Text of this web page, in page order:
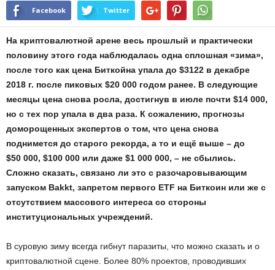
Facebook Twitter
На криптовалютной арене весь прошлый и практически
половину этого года наблюдалась одна сплошная «зима»,
после того как цена Биткойна упала до $3122 в декабре
2018 г. после пиковых $20 000 годом ранее. В следующие
месяцы цена снова росла, достигнув в июле почти $14 000,
но с тех пор упала в два раза. К сожалению, прогнозы
доморощенных экспертов о том, что цена снова
поднимется до старого рекорда, а то и ещё выше – до
$50 000, $100 000 или даже $1 000 000, – не сбылись.
Сложно сказать, связано ли это с разочаровывающим
запуском Bakkt, запретом первого ETF на Биткоин или же с
отсутствием массового интереса со стороны
институциональных учреждений.
В суровую зиму всегда гибнут паразиты, что можно сказать и о
криптовалютной сцене. Более 80% проектов, проводивших